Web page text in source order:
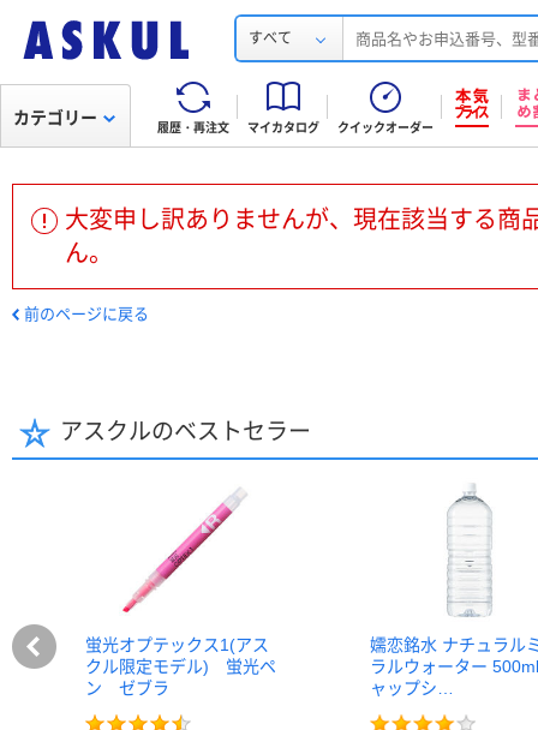
すべて
履歴・再注文 マイカタログ クイックオーダー
カテゴリー
大変申し訳ありませんが、現在該当する商
ん。
前のページに戻る
アスクルのベストセラー
蛍光オプテックス1(アス
クル限定モデル) 蛍光ペ
ン ゼブラ
嬬恋銘水 ナチュラル
ラルウォーター
ャップシ…